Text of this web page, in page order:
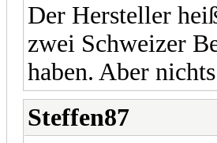
Der Hersteller
zwei Schweizer
haben. Aber
Steffen87